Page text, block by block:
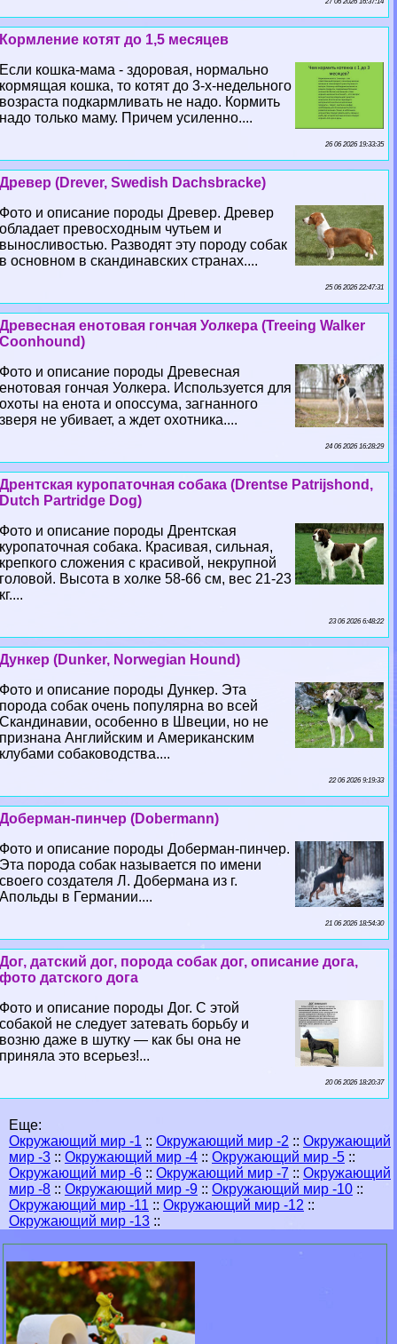
Кормление котят до 1,5 месяцев
Если кошка-мама - здоровая, нормально
кормящая кошка, то котят до 3-х-недельного
возраста подкармливать не надо. Кормить
надо только маму. Причем усиленно....
26 06 2026 19:33:35
Древер (Drever, Swedish Dachsbracke)
Фото и описание породы Древер. Древер
обладает превосходным чутьем и
выносливостью. Разводят эту породу собак
в основном в скандинавских странах....
25 06 2026 22:47:31
Древесная енотовая гончая Уолкера (Treeing Walker
Coonhound)
Фото и описание породы Древесная
енотовая гончая Уолкера. Используется для
охоты на енота и опоссума, загнанного
зверя не убивает, а ждет охотника....
24 06 2026 16:28:29
Дрентская куропаточная собака (Drentse Patrijshond,
Dutch Partridge Dog)
Фото и описание породы Дрентская
куропаточная собака. Красивая, сильная,
крепкого сложения с красивой, некрупной
головой. Высота в холке 58-66 см, вес 21-23
кг....
23 06 2026 6:48:22
Дункер (Dunker, Norwegian Hound)
Фото и описание породы Дункер. Эта
порода собак очень популярна во всей
Скандинавии, особенно в Швеции, но не
признана Английским и Американским
клубами собаководства....
22 06 2026 9:19:33
Доберман-пинчер (Dobermann)
Фото и описание породы Доберман-пинчер.
Эта порода собак называется по имени
своего создателя Л. Добермана из г.
Апольды в Германии....
21 06 2026 18:54:30
Дог, датский дог, порода собак дог, описание дога,
фото датского дога
Фото и описание породы Дог. С этой
собакой не следует затевать борьбу и
возню даже в шутку — как бы она не
приняла это всерьез!...
20 06 2026 18:20:37
Еще:
Окружающий мир -1 :: Окружающий мир -2 :: Окружающий
мир -3 :: Окружающий мир -4 :: Окружающий мир -5 ::
Окружающий мир -6 :: Окружающий мир -7 :: Окружающий
мир -8 :: Окружающий мир -9 :: Окружающий мир -10 ::
Окружающий мир -11 :: Окружающий мир -12 ::
Окружающий мир -13 ::